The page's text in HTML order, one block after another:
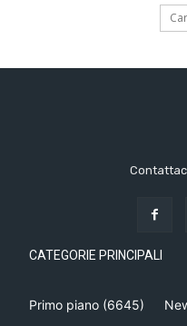
CATEGORIE PRINCIPALI
Primo piano (6645)